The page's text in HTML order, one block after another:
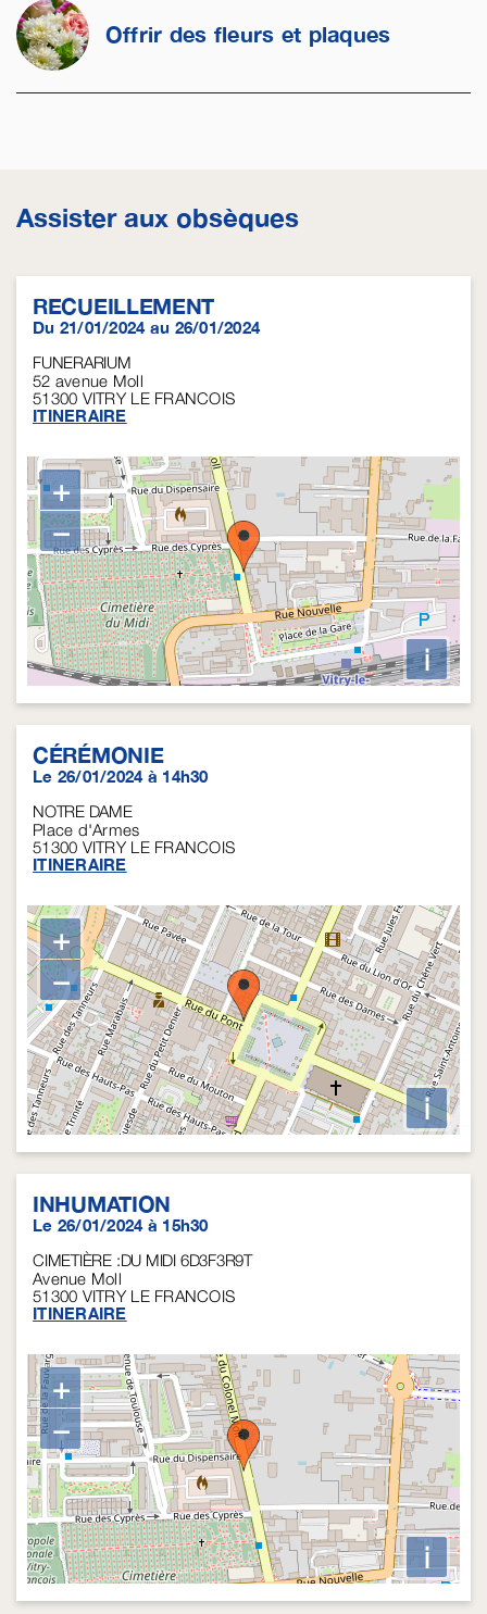
Offrir des fleurs et plaques
Assister aux obsèques
RECUEILLEMENT
Du 21/01/2024 au 26/01/2024
FUNERARIUM
52 avenue Moll
51300 VITRY LE FRANCOIS
ITINERAIRE
+
−
i
CÉRÉMONIE
Le 26/01/2024 à 14h30
NOTRE DAME
Place d'Armes
51300 VITRY LE FRANCOIS
ITINERAIRE
+
−
i
INHUMATION
Le 26/01/2024 à 15h30
CIMETIÈRE :DU MIDI 6D3F3R9T
Avenue Moll
51300 VITRY LE FRANCOIS
ITINERAIRE
+
−
i